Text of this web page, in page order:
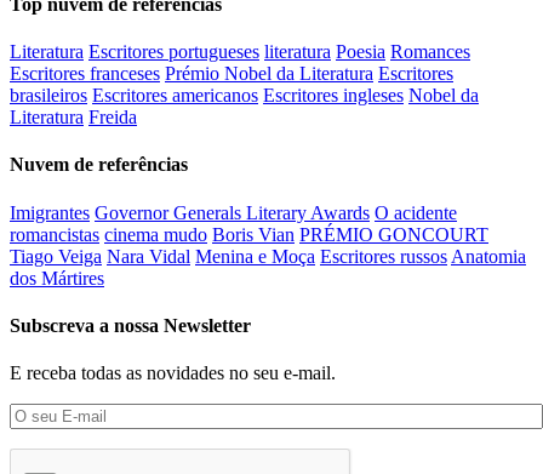
Literatura Escritores portugueses literatura Poesia Romances
Escritores franceses Prémio Nobel da Literatura Escritores
brasileiros Escritores americanos Escritores ingleses Nobel da
Literatura Freida
Nuvem de referências
Imigrantes Governor Generals Literary Awards O acidente
romancistas cinema mudo Boris Vian PRÉMIO GONCOURT
Tiago Veiga Nara Vidal Menina e Moça Escritores russos Anatomia
dos Mártires
Subscreva a nossa Newsletter
E receba todas as novidades no seu e-mail.